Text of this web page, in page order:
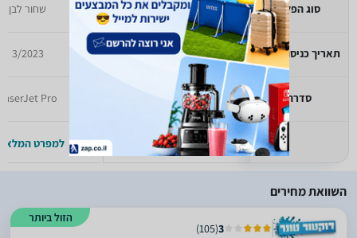
סוג הפלט
תאריך כניסה לזאפ
סדרה
שחור לבן
7/2019
MFP
למפרט המלא >>
שחור לבן
3/2023
Pro
למפרט המלא
השוואת מחירים
הזול ביותר
3
(
105
)